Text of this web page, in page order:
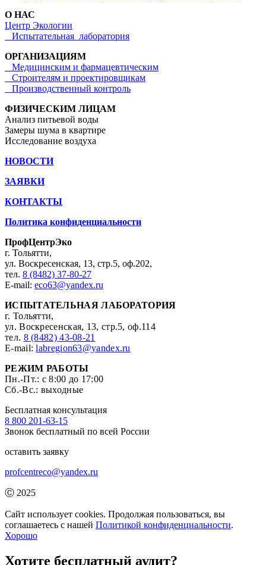
О НАС
Центр Экологии
Испытательная лаборатория
ОРГАНИЗАЦИЯМ
Медицинским и фармацевтическим
Строителям и проектировщикам
Производственный контроль
ФИЗИЧЕСКИМ ЛИЦАМ
Анализ питьевой воды
Замеры шума в квартире
Исследование воздуха
НОВОСТИ
ЗАЯВКИ
КОНТАКТЫ
Политика конфиденциальности
ПрофЦентрЭко
г. Тольятти,
ул. Воскресенская, 13, стр.5, оф.202,
тел. 8 (8482) 37-80-27
E-mail: eco63@yandex.ru
ИСПЫТАТЕЛЬНАЯ ЛАБОРАТОРИЯ
г. Тольятти,
ул. Воскресенская, 13, стр.5, оф.114
тел. 8 (8482) 43-08-21
E-mail:labregion63@yandex.ru
РЕЖИМ РАБОТЫ
Пн.-Пт.: с 8:00 до 17:00
Сб.-Вс.: выходные
Бесплатная консультация
8 800 201-63-15
Звонок бесплатный по всей России
оставить заявку
profcentreco@yandex.ru
Ⓒ 2025
Сайт использует cookies. Продолжая пользоваться, вы
соглашаетесь с нашей Политикой конфиденциальности.
Хорошо
Хотите бесплатный аудит?